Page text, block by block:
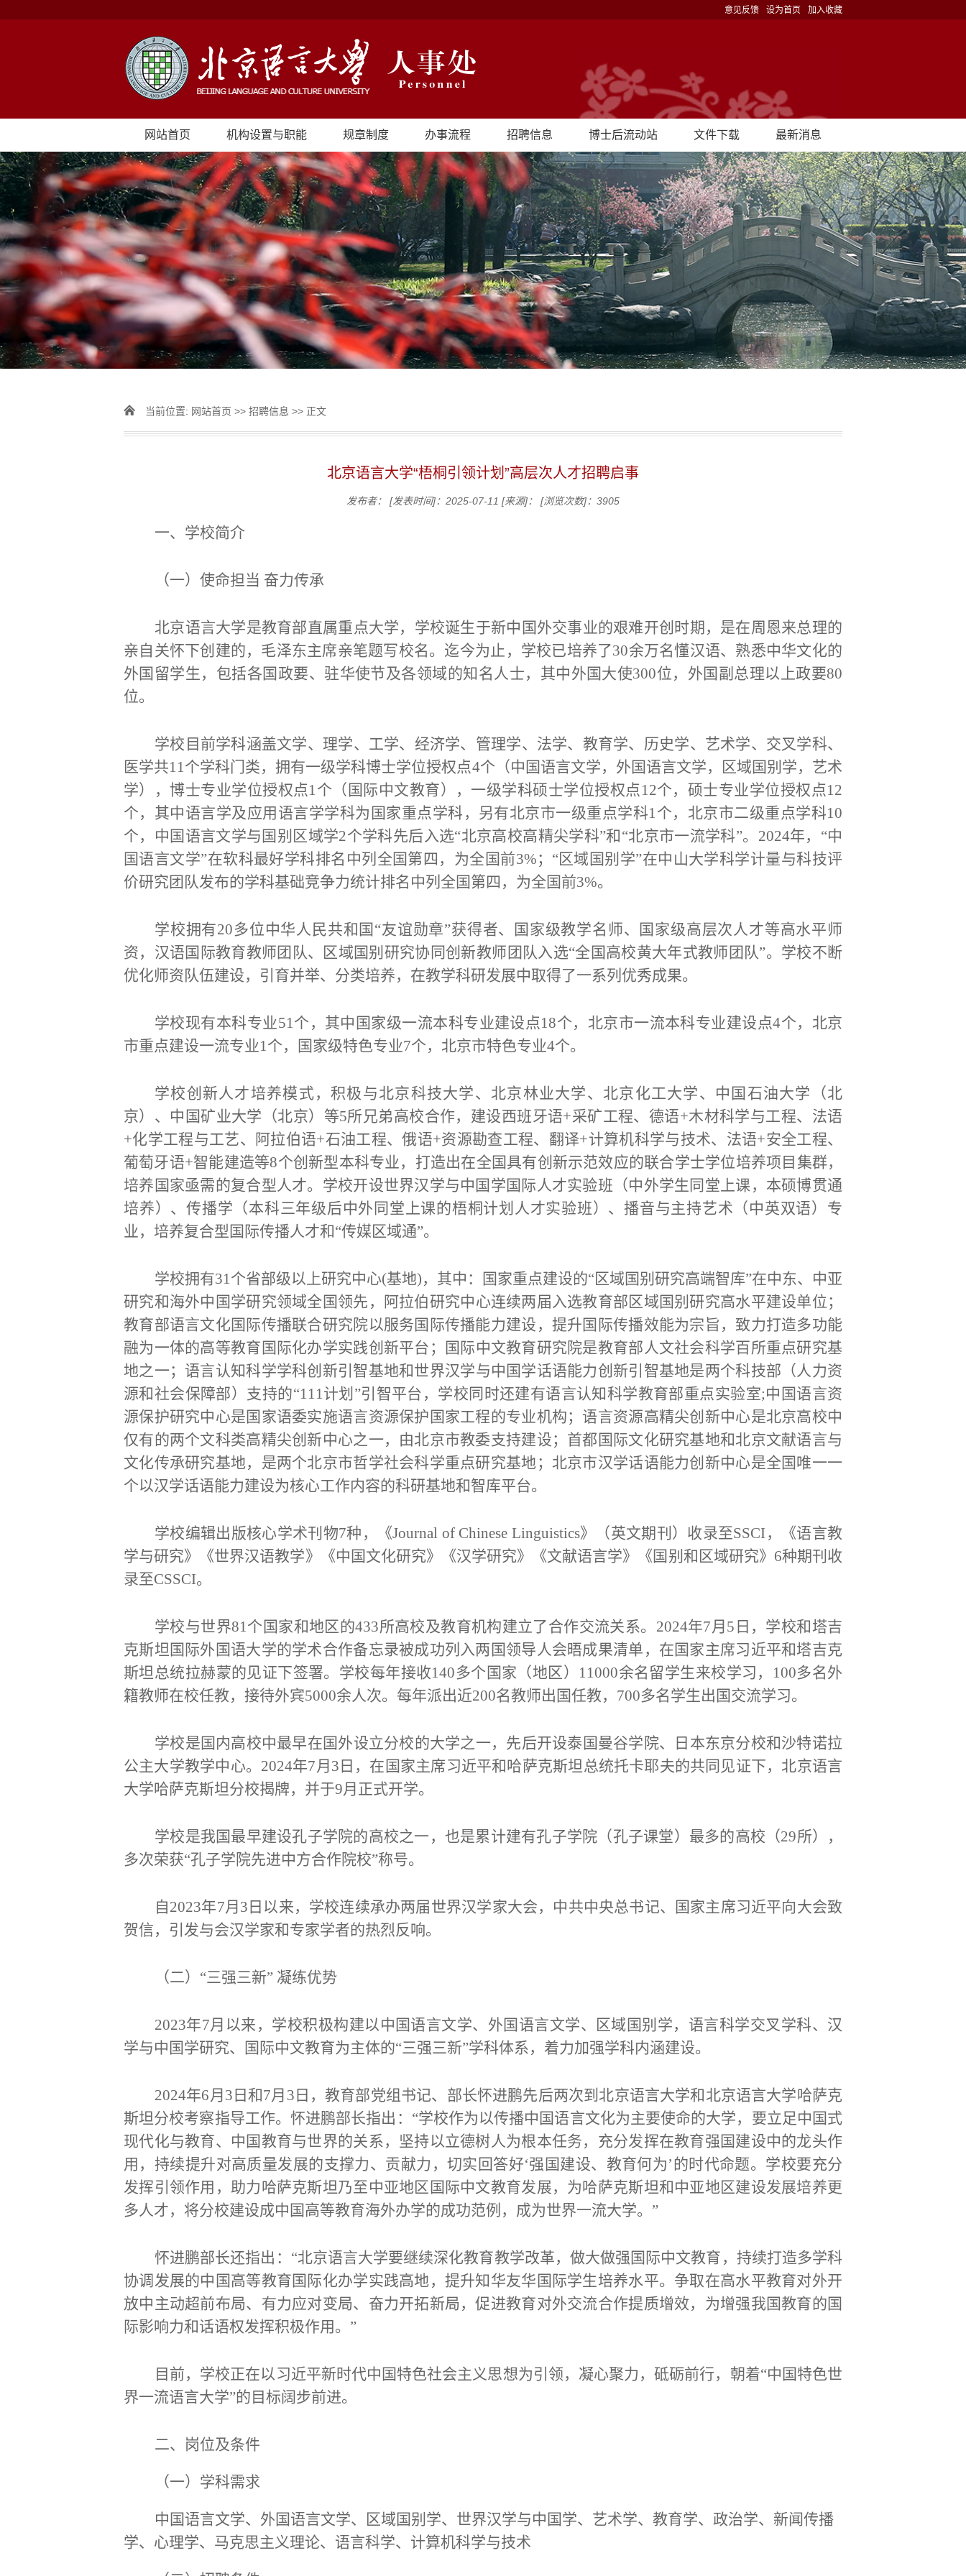
意见反馈 设为首页 加入收藏
网站首页 机构设置与职能 规章制度 办事流程 招聘信息 博士后流动站 文件下载 最新消息
当前位置: 网站首页 >> 招聘信息 >> 正文
北京语言大学“梧桐引领计划”高层次人才招聘启事
发布者： [发表时间]：2025-07-11 [来源]： [浏览次数]： 3905
一、学校简介
（一）使命担当 奋力传承
北京语言大学是教育部直属重点大学，学校诞生于新中国外交事业的艰难开创时期，是在周恩来总理的
亲自关怀下创建的，毛泽东主席亲笔题写校名。 迄今为止，学校已培养了30余万名懂汉语、熟悉中华文化的
外国留学生，包括各国政要、驻华使节及各领域的知名人士，其中外国大使300位，外国副总理以上政要80
位。
学校目前学科涵盖文学、理学、工学、经济学、管理学、法学、教育学、历史学、艺术学、交叉学科、
医学共11个学科门类，拥有一级学科博士学位授权点4个（中国语言文学，外国语言文学，区域国别学，艺术
学），博士专业学位授权点1个（国际中文教育），一级学科硕士学位授权点12个，硕士专业学位授权点12
个，其中语言学及应用语言学学科为国家重点学科，另有北京市一级重点学科1个，北京市二级重点学科10
个，中国语言文学与国别区域学2个学科先后入选“北京高校高精尖学科”和“北京市一流学科”。2024年，“中
国语言文学”在软科最好学科排名中列全国第四，为全国前3%；“区域国别学”在中山大学科学计量与科技评
价研究团队发布的学科基础竞争力统计排名中列全国第四，为全国前3%。
学校拥有20多位中华人民共和国“友谊勋章”获得者、国家级教学名师、国家级高层次人才等高水平师
资，汉语国际教育教师团队、区域国别研究协同创新教师团队入选“全国高校黄大年式教师团队”。学校不断
优化师资队伍建设，引育并举、分类培养，在教学科研发展中取得了一系列优秀成果。
学校现有本科专业51个，其中国家级一流本科专业建设点18个，北京市一流本科专业建设点4个，北京
市重点建设一流专业1个，国家级特色专业7个，北京市特色专业4个。
学校创新人才培养模式， 积极与北京科技大学、北京林业大学、北京化工大学、中国石油大学（北
京）、中国矿业大学（北京）等5所兄弟高校合作，建设西班牙语+采矿工程、德语+木材科学与工程、法语
+化学工程与工艺、阿拉伯语+石油工程、俄语+资源勘查工程、翻译+计算机科学与技术、法语+安全工程、
葡萄牙语+智能建造等8个创新型本科专业，打造出在全国具有创新示范效应的联合学士学位培养项目集群，
培养国家亟需的复合型人才。学校开设世界汉学与中国学国际人才实验班（中外学生同堂上课，本硕博贯通
培养）、传播学（本科三年级后中外同堂上课的梧桐计划人才实验班）、播音与主持艺术（中英双语）专
业，培养复合型国际传播人才和“传媒区域通”。
学校拥有31个省部级以上研究中心(基地)，其中：国家重点建设的“区域国别研究高端智库”在中东、中亚
研究和海外中国学研究领域全国领先，
阿拉伯研究中心连续两届入选教育部区域国别研究高水平建设单位；
教育部语言文化国际传播联合研究院以服务国际传播能力建设，提升国际传播效能为宗旨，致力打造多功能
融为一体的高等教育国际化办学实践创新平台；
国际中文教育研究院是教育部人文社会科学百所重点研究基
地之一； 语言认知科学学科创新引智基地和世界汉学与中国学话语能力创新引智基地是两个科技部（人力资
源和社会保障部）支持的“111计划”引智平台 ，学校同时还建有语言认知科学教育部重点实验室;中国语言资
源保护研究中心是国家语委实施语言资源保护国家工程的专业机构；语言资源高精尖创新中心是北京高校中
仅有的两个文科类高精尖创新中心之一，由北京市教委支持建设；首都国际文化研究基地和北京文献语言与
文化传承研究基地，是两个北京市哲学社会科学重点研究基地； 北京市汉学话语能力创新中心是全国唯一一
个以汉学话语能力建设为核心工作内容的科研基地和智库平台。
学校编辑出版核心学术刊物7种，《Journal of Chinese Linguistics》（英文期刊）收录至SSCI，《语言教
学与研究》《世界汉语教学》《中国文化研究》《汉学研究》《文献语言学》《国别和区域研究》6种期刊收
录至CSSCI。
学校与世界81个国家和地区的433所高校及教育机构建立了合作交流关系。 2024年7月5日，学校和塔吉
克斯坦国际外国语大学的学术合作备忘录被成功列入两国领导人会晤成果清单，在国家主席习近平和塔吉克
斯坦总统拉赫蒙的见证下签署。 学校每年接收140多个国家（地区）11000余名留学生来校学习，100多名外
籍教师在校任教，接待外宾5000余人次。每年派出近200名教师出国任教，700多名学生出国交流学习。
学校是国内高校中最早在国外设立分校的大学之一，先后开设泰国曼谷学院、日本东京分校和沙特诺拉
公主大学教学中心。 2024年7月3日，在国家主席习近平和哈萨克斯坦总统托卡耶夫的共同见证下，北京语言
大学哈萨克斯坦分校揭牌，并于9月正式开学。
学校是我国最早建设孔子学院的高校之一，也是累计建有孔子学院（孔子课堂）最多的高校（29所），
多次荣获“孔子学院先进中方合作院校”称号。
自2023年7月3日以来，学校连续承办两届世界汉学家大会，中共中央总书记、国家主席习近平向大会致
贺信，引发与会汉学家和专家学者的热烈反响。
（二） “三强三新” 凝练优势
2023年7月以来，学校积极构建以中国语言文学、外国语言文学、区域国别学，语言科学交叉学科、汉
学与中国学研究、国际中文教育为主体的“三强三新”学科体系，着力加强学科内涵建设。
2024年6月3日和7月3日，教育部党组书记、部长怀进鹏先后两次到北京语言大学和北京语言大学哈萨克
斯坦分校考察指导工作。怀进鹏部长指出：“学校作为以传播中国语言文化为主要使命的大学，要立足中国式
现代化与教育、中国教育与世界的关系，坚持以立德树人为根本任务，充分发挥在教育强国建设中的龙头作
用，持续提升对高质量发展的支撑力、贡献力，切实回答好‘强国建设、教育何为’的时代命题。学校要充分
发挥引领作用，助力哈萨克斯坦乃至中亚地区国际中文教育发展，为哈萨克斯坦和中亚地区建设发展培养更
多人才，将分校建设成中国高等教育海外办学的成功范例，成为世界一流大学。”
怀进鹏部长还指出： “北京语言大学要继续深化教育教学改革，做大做强国际中文教育，持续打造多学科
协调发展的中国高等教育国际化办学实践高地，提升知华友华国际学生培养水平。争取在高水平教育对外开
放中主动超前布局、有力应对变局、奋力开拓新局，促进教育对外交流合作提质增效，为增强我国教育的国
际影响力和话语权发挥积极作用。”
目前，学校正在以习近平新时代中国特色社会主义思想为引领，凝心聚力，砥砺前行，朝着“中国特色世
界一流语言大学”的目标阔步前进。
二、岗位及条件
（一）学科需求
中国语言文学、外国语言文学、区域国别学、世界汉学与中国学、艺术学、教育学、政治学、新闻传播
学、心理学、马克思主义理论、语言科学、计算机科学与技术